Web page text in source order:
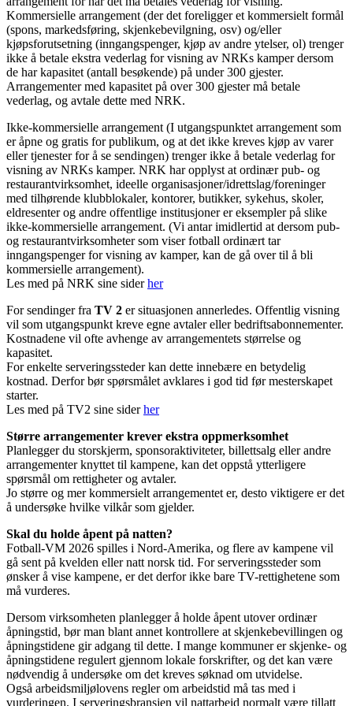
Kommersielle arrangement (der det foreligger et kommersielt formål
(spons, markedsføring, skjenkebevilgning, osv) og/eller
kjøpsforutsetning (inngangspenger, kjøp av andre ytelser, ol) trenger
ikke å betale ekstra vederlag for visning av NRKs kamper dersom
de har kapasitet (antall besøkende) på under 300 gjester.
Arrangementer med kapasitet på over 300 gjester må betale
vederlag, og avtale dette med NRK.
Ikke-kommersielle arrangement (I utgangspunktet arrangement som
er åpne og gratis for publikum, og at det ikke kreves kjøp av varer
eller tjenester for å se sendingen) trenger ikke å betale vederlag for
visning av NRKs kamper. NRK har opplyst at ordinær pub- og
restaurantvirksomhet, ideelle organisasjoner/idrettslag/foreninger
med tilhørende klubblokaler, kontorer, butikker, sykehus, skoler,
eldresenter og andre offentlige institusjoner er eksempler på slike
ikke-kommersielle arrangement. (Vi antar imidlertid at dersom pub-
og restaurantvirksomheter som viser fotball ordinært tar
inngangspenger for visning av kamper, kan de gå over til å bli
kommersielle arrangement).
Les med på NRK sine siderher
For sendinger fra TV 2 er situasjonen annerledes. Offentlig visning
vil som utgangspunkt kreve egne avtaler eller bedriftsabonnementer.
Kostnadene vil ofte avhenge av arrangementets størrelse og
kapasitet.
For enkelte serveringssteder kan dette innebære en betydelig
kostnad. Derfor bør spørsmålet avklares i god tid før mesterskapet
starter.
Les med på TV2 sine siderher
Større arrangementer krever ekstra oppmerksomhet
Planlegger du storskjerm, sponsoraktiviteter, billettsalg eller andre
arrangementer knyttet til kampene, kan det oppstå ytterligere
spørsmål om rettigheter og avtaler.
Jo større og mer kommersielt arrangementet er, desto viktigere er det
å undersøke hvilke vilkår som gjelder.
Skal du holde åpent på natten?
Fotball-VM 2026 spilles i Nord-Amerika, og flere av kampene vil
gå sent på kvelden eller natt norsk tid. For serveringssteder som
ønsker å vise kampene, er det derfor ikke bare TV-rettighetene som
må vurderes.
Dersom virksomheten planlegger å holde åpent utover ordinær
åpningstid, bør man blant annet kontrollere at skjenkebevillingen og
åpningstidene gir adgang til dette. I mange kommuner er skjenke- og
åpningstidene regulert gjennom lokale forskrifter, og det kan være
nødvendig å undersøke om det kreves søknad om utvidelse.
Også arbeidsmiljølovens regler om arbeidstid må tas med i
vurderingen. I serveringsbransjen vil nattarbeid normalt være tillatt